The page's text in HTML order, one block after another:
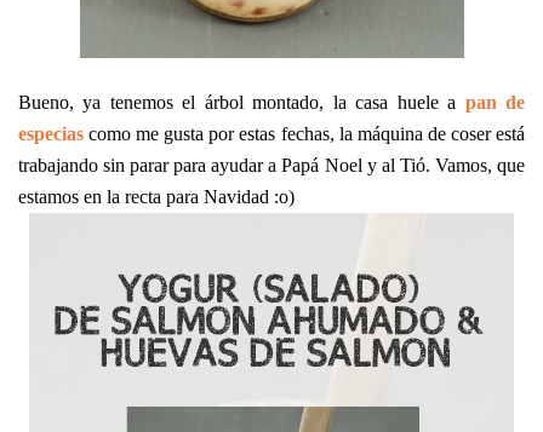
Bueno, ya tenemos el árbol montado, la casa huele a pan de
especias como me gusta por estas fechas, la máquina de coser está
trabajando sin parar para ayudar a Papá Noel y al Tió. Vamos, que
estamos en la recta para Navidad :o)